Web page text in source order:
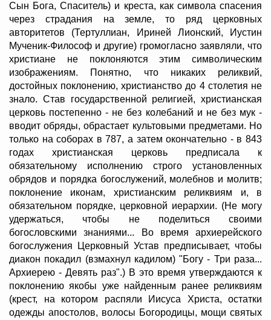
Сын Бога, Спаситель) и креста, как символа спасения
через страдания на земле, то ряд церковных
авторитетов (Тертуллиан, Ириней Лионский, Иустин
Мученик-Философ и другие) громогласно заявляли, что
христиане не поклоняются этим символическим
изображениям. Понятно, что никаких реликвий,
достойных поклонению, христианство до 4 столетия не
знало. Став государственной религией, христианская
церковь постепенно - не без колебаний и не без мук -
вводит обряды, обрастает культовыми предметами. Но
только на соборах в 787, а затем окончательно - в 843
годах христианская церковь предписала к
обязательному исполнению строго установленных
обрядов и порядка богослужений, молебнов и молитв;
поклонение иконам, христианским реликвиям и, в
обязательном порядке, церковной иерархии. (Не могу
удержаться, чтобы не поделиться своими
богословскими знаниями... Во время архиерейского
богослужения Церковный Устав предписывает, чтобы
диакон покадил (взмахнул кадилом) "Богу - Три раза...
Архиерею - Девять раз".) В это время утверждаются к
поклонению якобы уже найденным ранее реликвиям
(крест, на котором распяли Иисуса Христа, остатки
одежды апостолов, волосы Богородицы, мощи святых